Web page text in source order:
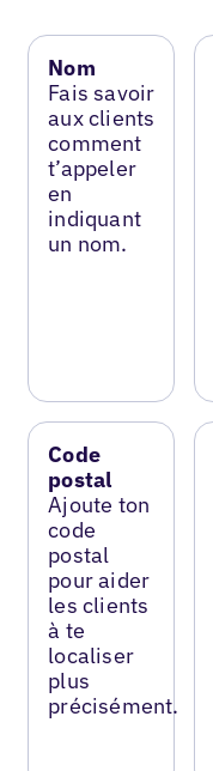
Nom
Fais savoir
aux clients
comment
t’appeler
en
indiquant
un nom.
Code
postal
Ajoute ton
code
postal
pour aider
les clients
à te
localiser
plus
précisément.